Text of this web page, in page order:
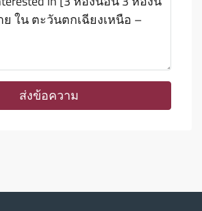
ส่งข้อความ